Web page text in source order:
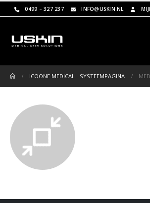
0499 – 327 237 INFO@USKIN.NL
ICOONE MEDICAL - SYSTEEMPAGINA